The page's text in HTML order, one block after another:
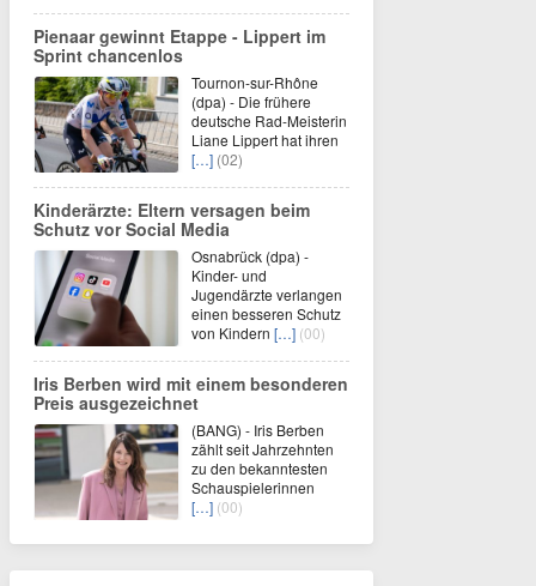
Pienaar gewinnt Etappe - Lippert im
Sprint chancenlos
Tournon-sur-Rhône
(dpa) - Die frühere
deutsche Rad-Meisterin
Liane Lippert hat ihren
[…] (02)
Kinderärzte: Eltern versagen beim
Schutz vor Social Media
Osnabrück (dpa) -
Kinder- und
Jugendärzte verlangen
einen besseren Schutz
von Kindern […] (00)
Iris Berben wird mit einem besonderen
Preis ausgezeichnet
(BANG) - Iris Berben
zählt seit Jahrzehnten
zu den bekanntesten
Schauspielerinnen
[…] (00)